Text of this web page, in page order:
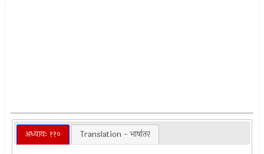
अध्यायः ११० Translation - भाषांतर